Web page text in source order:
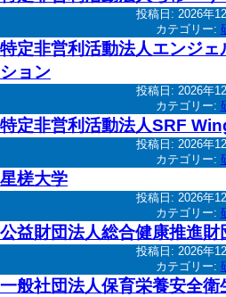
投稿日: 2026年
カテゴリー:
特定非営利活動法人エンジ
ション
投稿日: 2026年
カテゴリー:
特定非営利活動法人SRF
投稿日: 2026年
カテゴリー:
星槎大学
投稿日: 2026年
カテゴリー:
公益財団法人総合健康推進財
投稿日: 2026年
カテゴリー:
一般社団法人保育栄養安全衛